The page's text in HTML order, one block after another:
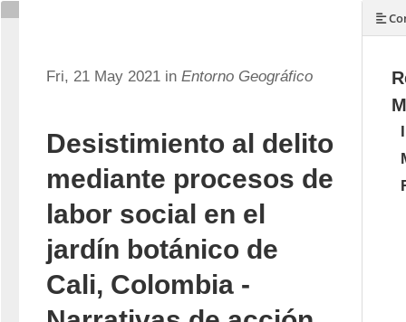
Fri, 21 May 2021 in Entorno Geográfico
Desistimiento al delito
mediante procesos de
labor social en el
jardín botánico de
Cali, Colombia -